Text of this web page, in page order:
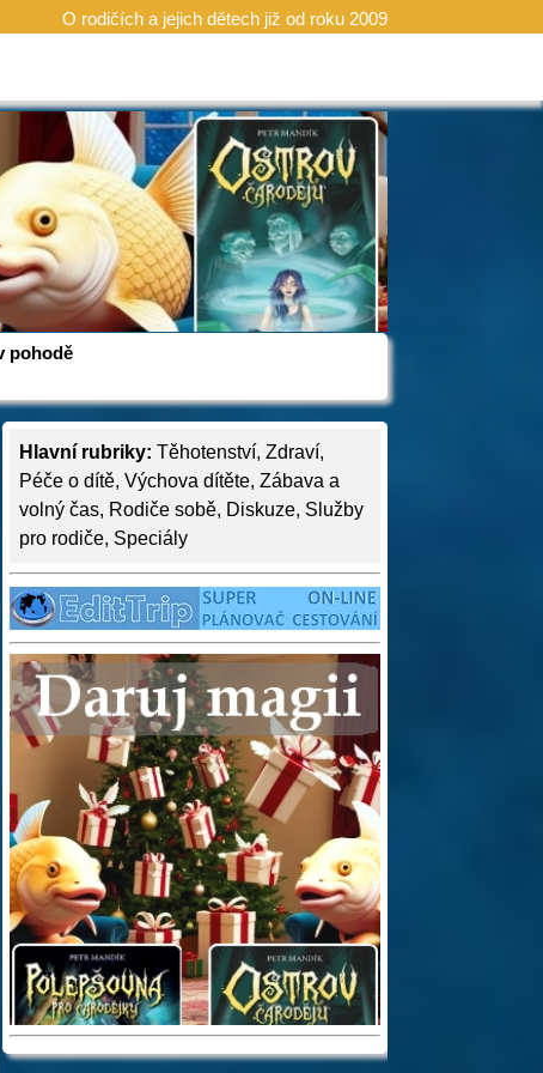
O rodičích a jejich dětech již od roku 2009
pohodě
Hlavní rubriky: Těhotenství, Zdraví,
Péče o dítě, Výchova dítěte, Zábava a
volný čas, Rodiče sobě, Diskuze, Služby
pro rodiče, Speciály